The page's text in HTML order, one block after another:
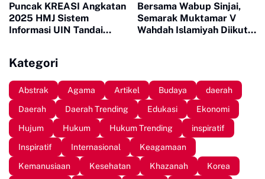
Puncak KREASI Angkatan
2025 HMJ Sistem
Informasi UIN Tandai
Bersama Wabup Sinjai,
Semarak Muktamar V
Wahdah Islamiyah Diikuti
Kategori
Abstrak Agama Artikel Budaya
daerah
Daerah
Daerah Trending Edukasi
Ekonomi
Hujum
Hukum Hukum Trending
inspiratif
Inspiratif
Internasional
Keagamaan
Kemanusiaan
Kesehatan Khazanah
Korea